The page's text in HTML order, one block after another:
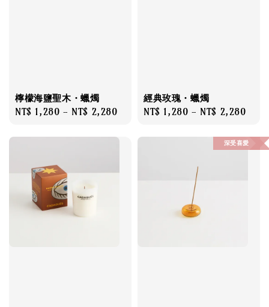
檸檬海鹽聖木・蠟燭
Regular
NT$ 1,280 - NT$ 2,280
經典玫瑰・蠟燭
Regular
NT$ 1,280 - NT$ 2,280
深受喜愛